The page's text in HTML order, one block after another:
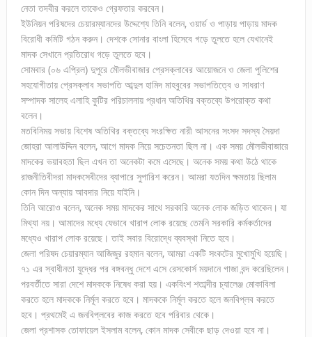
নেতা তদবীর করলে তাকেও গ্রেফতার করবেন।
ইউনিয়ন পরিষদের চেয়ারম্যানদের উদ্দেশ্যে তিনি বলেন, ওয়ার্ড ও পাড়ায় পাড়ায় মাদক
বিরোধী কমিটি গঠন করুন। দেশকে সোনার বাংলা হিসেবে গড়ে তুলতে হলে যেখানেই
মাদক সেখানে প্রতিরোধ গড়ে তুলতে হবে।
সোমবার (০৬ এপ্রিল) দুপুরে মৌলভীবাজার প্রেসক্লাবের আয়োজনে ও জেলা পুলিশের
সহযোগীতায় প্রেসক্লাব সভাপতি আব্দুল হামিদ মাহবুবের সভাপতিত্বে ও সাধরাণ
সম্পাদক সালেহ এলাহি কুটির পরিচালনায় প্রধান অতিথির বক্তব্যে উপরোক্ত কথা
বলেন।
মতবিনিময় সভায় বিশেষ অতিথির বক্তব্যে সংরক্ষিত নারী আসনের সংসদ সদস্য সৈয়দা
জোহরা আলাউদ্দিন বলেন, আগে মাদক নিয়ে সচেতনতা ছিল না। এক সময় মৌলভীবাজারে
মাদকের ভয়াবহতা ছিল এখন তা অনেকটা কমে এসেছে। অনেক সময় কথা উঠে থাকে
রাজনীতিবীদরা মাদকসেবীদের ব্যাপারে সুপারিশ করেন। আমরা যতদিন ক্ষমতায় ছিলাম
কোন দিন অন্যায় আবদার নিয়ে যাইনি।
তিনি আরোও বলেন, অনেক সময় মাদকের সাথে সরকারি অনেক লোক জড়িত থাকেন। যা
মিথ্যা নয়। আমাদের মধ্যে যেভাবে খারাপ লোক রয়েছে তেমনি সরকারি কর্মকর্তাদের
মধ্যেও খারাপ লোক রয়েছে। তাই সবার বিরোদ্ধে ব্যবস্থা নিতে হবে।
জেলা পরিষদ চেয়ারম্যান আজিজুর রহমান বলেন, আমরা একটি সংকটের মুখোমুখি হয়েছি।
৭১ এর স্বাধীনতা যুদ্ধের পর বঙ্গবন্ধু দেশে এসে রেসকোর্স ময়দানে গাজা বন্দ করেছিলেন।
পরবর্তীতে সারা দেশে মাদককে নিষেধ করা হয়। একবিংশ শতাব্দীর চ্যালেঞ্জ মোকাবিলা
করতে হলে মাদককে নির্মূল করতে হবে। মাদককে নির্মূল করতে হলে জনবিপ্লব করতে
হবে। প্রথমেই এ জনবিপ্লবের কাজ করতে হবে পরিবার থেকে।
জেলা প্রশাসক তোফায়েল ইসলাম বলেন, কোন মাদক সেবীকে ছাড় দেওয়া হবে না।